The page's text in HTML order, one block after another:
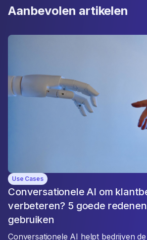
Aanbevolen artikelen
Use Cases
Conversationele AI om
verbeteren? 5 goede
gebruiken
Conversationele AI helpt bedrijven